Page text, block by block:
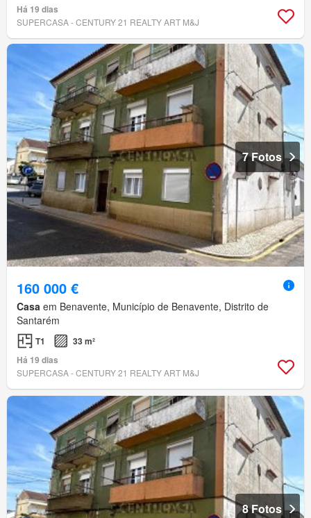
Há 19 dias
SUPERCASA - CENTURY 21 REALTY ART M&J
7 Fotos
160 000 €
Casa em Benavente, Município de Benavente, Distrito de
Santarém
T1
33 m²
Há 19 dias
SUPERCASA - CENTURY 21 REALTY ART M&J
8 Fotos